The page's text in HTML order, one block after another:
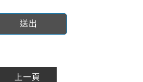
送出
上一頁